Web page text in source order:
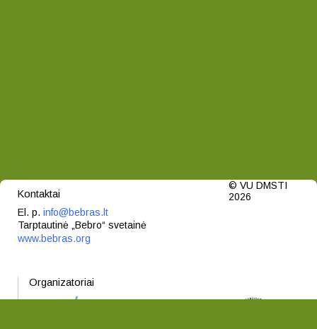
© VU DMSTI
2026
Kontaktai
El. p. info@bebras.lt
Tarptautinė „Bebro“ svetainė
www.bebras.org
Organizatoriai